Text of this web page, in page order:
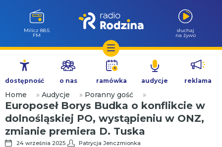
Przejdź
treści
Góra Igliczna
107.2 FM
słuchaj
na żywo
dostępność o nas ramówka audycje reklama
Home » Audycje » Poranny gość »
Europoseł Borys Budka o konflikcie w
dolnośląskiej PO, wystąpieniu w ONZ,
zmianie premiera D. Tuska
24 września 2025 Patrycja Jenczmionka